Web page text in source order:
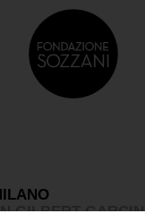
GILBERT GARCIN